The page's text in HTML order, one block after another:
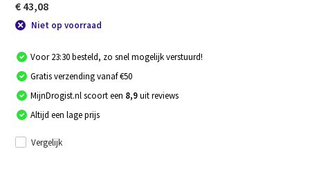
€ 43,08
Niet op voorraad
Voor 23:30 besteld, zo snel mogelijk verstuurd!
Gratis verzending vanaf €50
MijnDrogist.nl scoort een 8,9uit reviews
Altijd een lage prijs
Vergelijk